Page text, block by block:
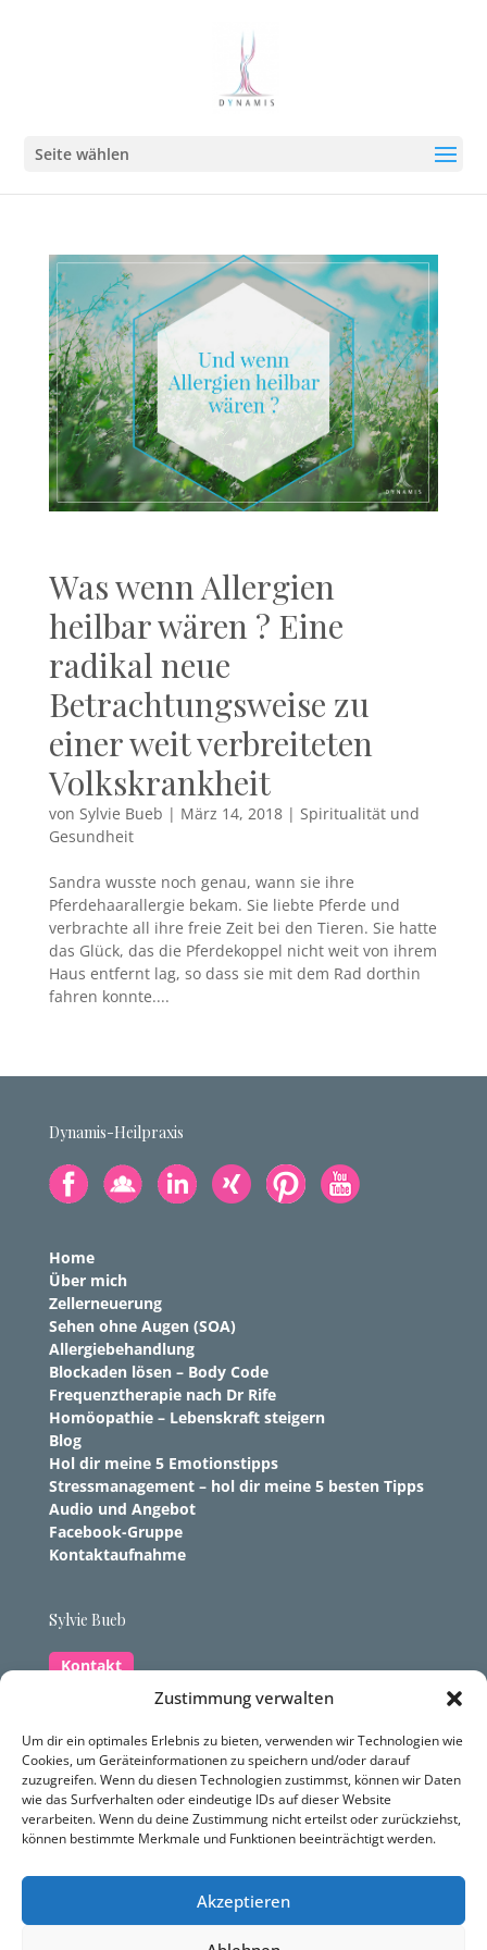
Zustimmung verwalten
Um dir ein optimales Erlebnis zu bieten, verwenden wir Technologien wie
Cookies, um Geräteinformationen zu speichern und/oder darauf
zuzugreifen. Wenn du diesen Technologien zustimmst, können wir Daten
wie das Surfverhalten oder eindeutige IDs auf dieser Website
verarbeiten. Wenn du deine Zustimmung nicht erteilst oder zurückziehst,
können bestimmte Merkmale und Funktionen beeinträchtigt werden.
Akzeptieren
Seite wählen
Was wenn Allergien
heilbar wären ? Eine
radikal neue
Betrachtungsweise zu
einer weit verbreiteten
Volkskrankheit
von Sylvie Bueb | März 14, 2018| Spiritualität und
Gesundheit
Sandra wusste noch genau, wann sie ihre
Pferdehaarallergie bekam. Sie liebte Pferde und
verbrachte all ihre freie Zeit bei den Tieren. Sie hatte
das Glück, das die Pferdekoppel nicht weit von ihrem
Haus entfernt lag, so dass sie mit dem Rad dorthin
fahren konnte....
Dynamis-Heilpraxis
Home
Über mich
Zellerneuerung
Sehen ohne Augen (SOA)
Allergiebehandlung
Blockaden lösen – Body Code
Frequenztherapie nach Dr Rife
Homöopathie – Lebenskraft steigern
Blog
Hol dir meine 5 Emotionstipps
Stressmanagement – hol dir meine 5 besten Tipps
Audio und Angebot
Facebook-Gruppe
Kontaktaufnahme
Sylvie Bueb
Kontakt
Zum Rebösch 42, 88662 Überlingen-Hödingen
07551 834 9925
contact@dynamis-heilpraxis.com
Datenschutzerklärung